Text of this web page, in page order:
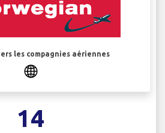
les compagnies aériennes
14